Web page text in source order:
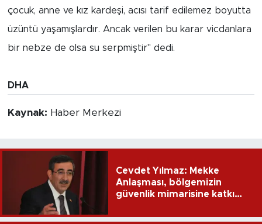
çocuk, anne ve kız kardeşi, acısı tarif edilemez boyutta
üzüntü yaşamışlardır. Ancak verilen bu karar vicdanlara
bir nebze de olsa su serpmiştir" dedi.
DHA
Kaynak: Haber Merkezi
Cevdet Yılmaz: Mekke
Anlaşması, bölgemizin
güvenlik mimarisine katkı